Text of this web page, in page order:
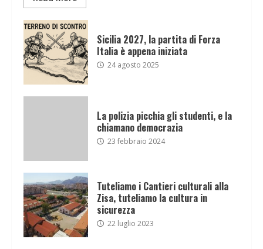
Sicilia 2027, la partita di Forza
Italia è appena iniziata
24 agosto 2025
La polizia picchia gli studenti, e la
chiamano democrazia
23 febbraio 2024
Tuteliamo i Cantieri culturali alla
Zisa, tuteliamo la cultura in
sicurezza
22 luglio 2023